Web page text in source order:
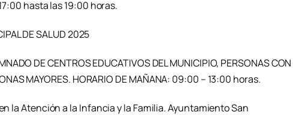
hasta las 19:00 horas.
DE SALUD 2025
DE CENTROS EDUCATIVOS DEL MUNICIPIO, PERSONAS CON
MAYORES. HORARIO DE MAÑANA: 09:00 – 13:00 horas.
la Atención a la Infancia y la Familia. Ayuntamiento San